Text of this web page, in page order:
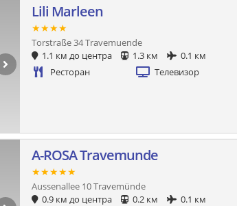
Lili Marleen
★★★★
Torstraße 34 Travemuende
1.1 км до центра
1.3 км
0.1 км
Ресторан
Телевизор
A-ROSA Travemunde
★★★★★
Aussenallee 10 Travemünde
0.9 км до центра
0.2 км
0.1 км